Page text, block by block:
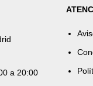
a 20:00